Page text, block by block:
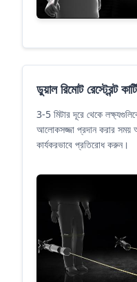
ডুয়াল রিমোট রেস্ট্রেন্ট
3-5 মিটার দূরে থেকে
আলোকসজ্জা প্রদান করার সময়
কার্যকরভাবে প্রতিরোধ করুন।